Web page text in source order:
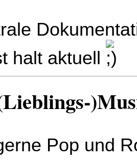
halt aktuell
Pop und